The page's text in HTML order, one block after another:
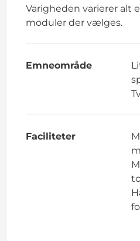
Varigheden varierer alt
moduler der vælges.
Emneområde
Faciliteter